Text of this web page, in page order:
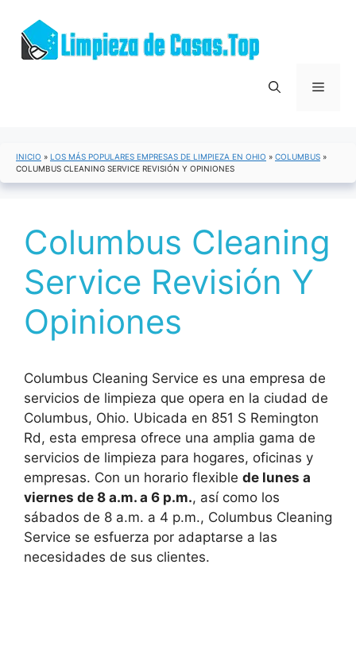
contenido
Menú
INICIO » LOS MÁS POPULARES EMPRESAS DE LIMPIEZA EN OHIO » COLUMBUS »
COLUMBUS CLEANING SERVICE REVISIÓN Y OPINIONES
Columbus Cleaning
Service Revisión Y
Opiniones
Columbus Cleaning Service es una empresa de
servicios de limpieza que opera en la ciudad de
Columbus, Ohio. Ubicada en 851 S Remington
Rd, esta empresa ofrece una amplia gama de
servicios de limpieza para hogares, oficinas y
empresas. Con un horario flexible de lunes a
viernes de 8 a.m. a 6 p.m., así como los
sábados de 8 a.m. a 4 p.m., Columbus Cleaning
Service se esfuerza por adaptarse a las
necesidades de sus clientes.